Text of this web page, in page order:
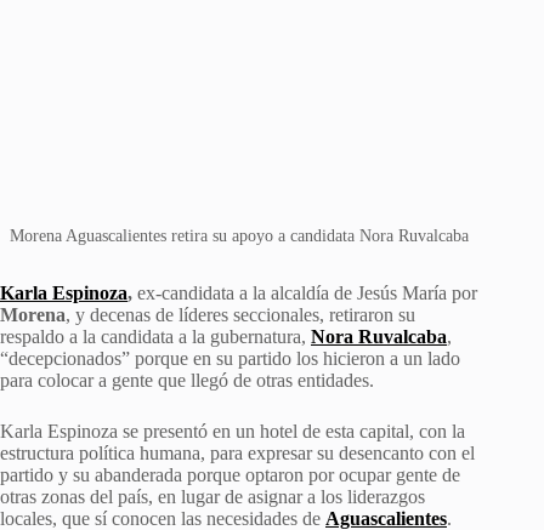
Morena Aguascalientes retira su apoyo a candidata Nora Ruvalcaba
Karla Espinoza, ex-candidata a la alcaldía de Jesús María por
Morena, y decenas de líderes seccionales, retiraron su
respaldo a la candidata a la gubernatura, Nora Ruvalcaba,
“decepcionados” porque en su partido los hicieron a un lado
para colocar a gente que llegó de otras entidades.
Karla Espinoza se presentó en un hotel de esta capital, con la
estructura política humana, para expresar su desencanto con el
partido y su abanderada porque optaron por ocupar gente de
otras zonas del país, en lugar de asignar a los liderazgos
locales, que sí conocen las necesidades de Aguascalientes.